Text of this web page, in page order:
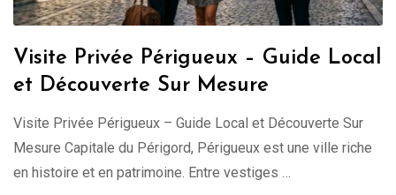
Visite Privée Périgueux – Guide Local
et Découverte Sur Mesure
Visite Privée Périgueux – Guide Local et Découverte Sur
Mesure Capitale du Périgord, Périgueux est une ville riche
en histoire et en patrimoine. Entre vestiges …